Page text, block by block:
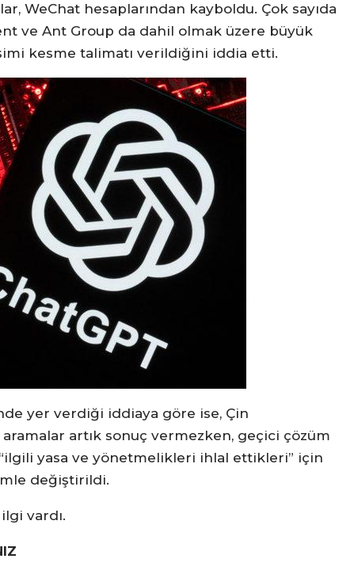
WeChat hesaplarından kayboldu. Çok sayıda
ve Ant Group da dahil olmak üzere büyük
kesme talimatı verildiğini iddia etti.
yer verdiği iddiaya göre ise, Çin
artık sonuç vermezken, geçici çözüm
“ilgili yasa ve yönetmelikleri ihlal ettikleri” için
değiştirildi.
vardı.